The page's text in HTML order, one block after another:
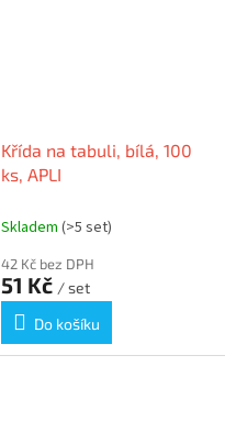
Křída na tabuli, bílá, 100
ks, APLI
Skladem (>5 set)
42 Kč bez DPH
51 Kč / set
Do košíku